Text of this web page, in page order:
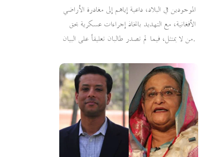
الموجودين في البلاد، داعية إياهم إلى مغادرة الأراضي
الأفغانية، مع التهديد باتخاذ إجراءات عسكرية بحق
من لا يمتثل، فيما لم تصدر طالبان تعليقاً على البيان.